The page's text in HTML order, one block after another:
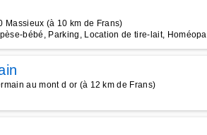
Massieux (à 10 km de Frans)
bébé, Parking, Location de tire-lait, Homéopa
au mont d or (à 12 km de Frans)